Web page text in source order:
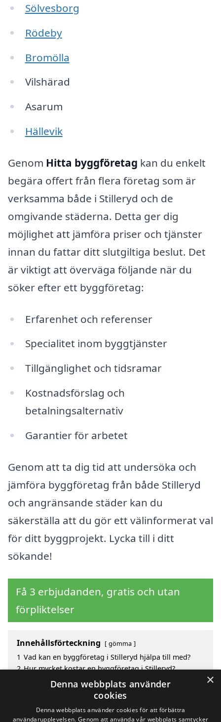
Sölvesborg
Rödeby
Bromölla
Vilshärad
Asarum
Hällevik
Genom Hitta byggföretag kan du enkelt
begära offert från flera företag som är
verksamma både i Stilleryd och de
omgivande städerna. Detta ger dig
möjlighet att jämföra priser och tjänster
innan du fattar ditt slutgiltiga beslut. Det
är viktigt att överväga följande när du
söker efter ett byggföretag:
Erfarenhet och referenser
Specialitet inom byggtjänster
Tillgänglighet och tidsramar
Kostnadsförslag och
betalningsalternativ
Garantier för arbetet
Genom att ta dig tid att undersöka och
jämföra byggföretag från både Stilleryd
och angränsande städer kan du
säkerställa att du gör ett välinformerat val
för ditt byggprojekt. Lycka till i ditt
sökande!
Få 3 erbjudanden, gratis och utan
förpliktelser
Innehållsförteckning gömma
1 Vad kan en byggföretag i Stilleryd hjälpa till med?
2 Hur mycket kostar en byggföretag i Stilleryd?
Fördelar med att välja byggföretag i Stilleryd
Sök efter en skicklig byggföretag i de omgivande
×
Denna webbplats använder
cookies
Denna webbplats använder cookies för att förbättra
användarupplevelsen. Genom att använda vår webbplats samtycker